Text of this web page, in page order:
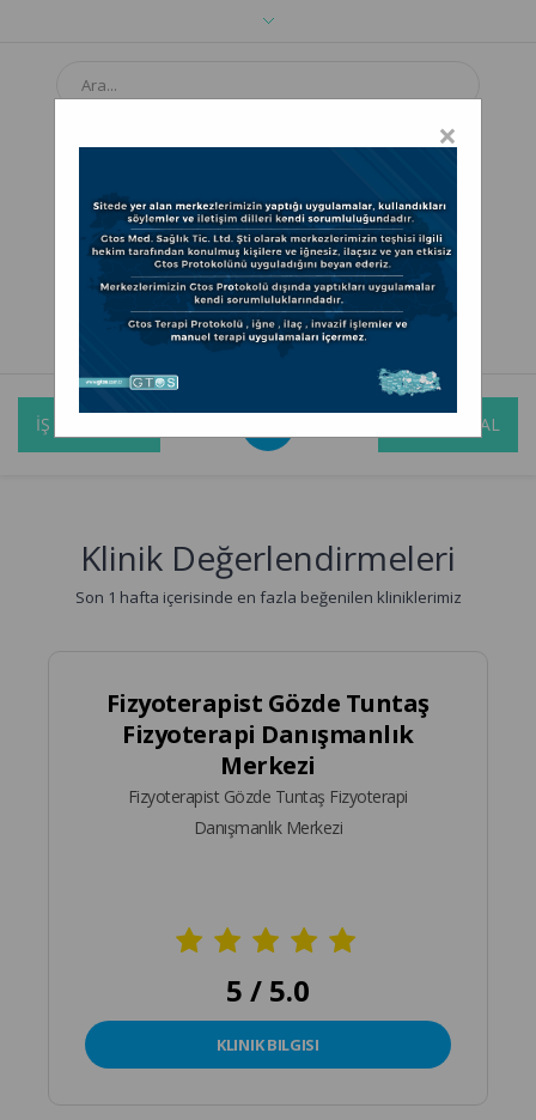
Bizi Arayın: İş Ortaklığı için 0342 606 02 34
Randevu İçin: 0501 012 5500
İŞ ORTAKLIĞI RANDEVU AL
Klinik Değerlendirmeleri
Son 1 hafta içerisinde en fazla beğenilen kliniklerimiz
Fizyoterapist Gözde Tuntaş
Fizyoterapi Danışmanlık
Merkezi
Fizyoterapist Gözde Tuntaş Fizyoterapi
Danışmanlık Merkezi
5 / 5.0
KLINIK BILGISI
×